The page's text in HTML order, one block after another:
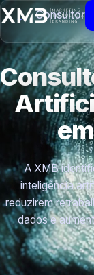
A XMB
inteligência
reduzirem
dados e